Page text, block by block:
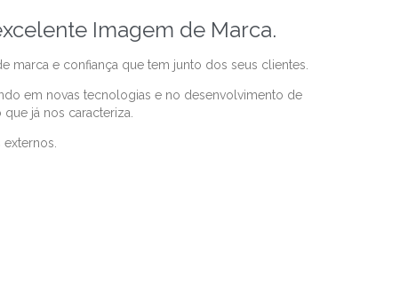
Imagem de Marca.
marca e confiança que tem junto dos seus clientes.
em novas tecnologias e no desenvolvimento de
já nos caracteriza.